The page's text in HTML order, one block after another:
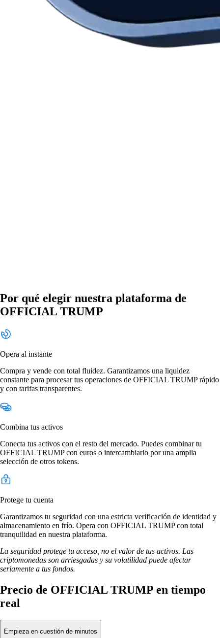
Por qué elegir nuestra plataforma de
OFFICIAL TRUMP
Opera al instante
Compra y vende con total fluidez. Garantizamos una liquidez
constante para procesar tus operaciones de OFFICIAL TRUMP rápido
y con tarifas transparentes.
Combina tus activos
Conecta tus activos con el resto del mercado. Puedes combinar tu
OFFICIAL TRUMP con euros o intercambiarlo por una amplia
selección de otros tokens.
Protege tu cuenta
Garantizamos tu seguridad con una estricta verificación de identidad y
almacenamiento en frío. Opera con OFFICIAL TRUMP con total
tranquilidad en nuestra plataforma.
La seguridad protege tu acceso, no el valor de tus activos. Las
criptomonedas son arriesgadas y su volatilidad puede afectar
seriamente a tus fondos.
Precio de OFFICIAL TRUMP en tiempo
real
Empieza en cuestión de minutos